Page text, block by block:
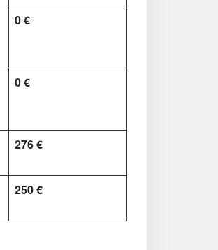
0 €
0 €
276 €
250 €